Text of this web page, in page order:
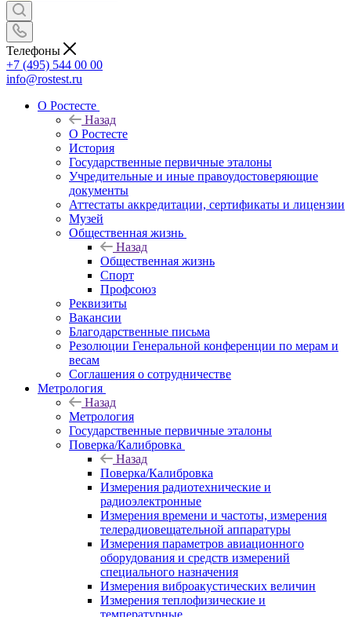
Телефоны
+7 (495) 544 00 00
info@rostest.ru
О Ростесте
Назад
О Ростесте
История
Государственные первичные эталоны
Учредительные и иные правоудостоверяющие
документы
Аттестаты аккредитации, сертификаты и лицензии
Музей
Общественная жизнь
Назад
Общественная жизнь
Спорт
Профсоюз
Реквизиты
Вакансии
Благодарственные письма
Резолюции Генеральной конференции по мерам и
весам
Соглашения о сотрудничестве
Метрология
Назад
Метрология
Государственные первичные эталоны
Поверка/Калибровка
Назад
Поверка/Калибровка
Измерения радиотехнические и
радиоэлектронные
Измерения времени и частоты, измерения
телерадиовещательной аппаратуры
Измерения параметров авиационного
оборудования и средств измерений
специального назначения
Измерения виброакустических величин
Измерения теплофизические и
температурные